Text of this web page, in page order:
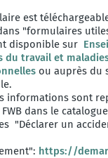
est
"formulaires
disponible sur
du travail et
ou auprès du
informations sont
dans le
"Déclarer un
https://